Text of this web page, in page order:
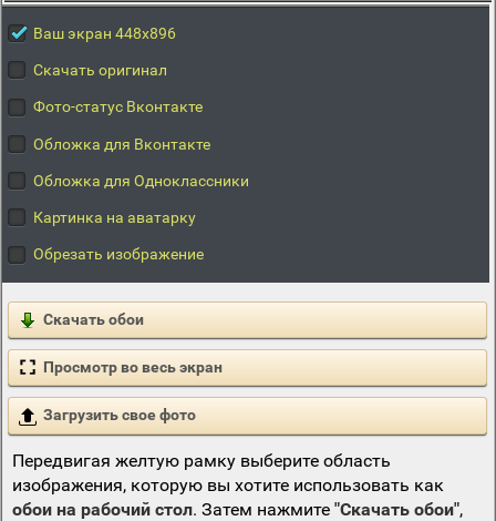
Ваш экран 448x896
Скачать оригинал
Фото-статус Вконтакте
Обложка для Вконтакте
Обложка для Одноклассники
Картинка на аватарку
Обрезать изображение
Скачать обои
Просмотр во весь экран
Загрузить свое фото
Передвигая желтую рамку выберите область
изображения, которую вы хотите использовать как
обои на рабочий стол. Затем нажмите "Скачать обои",